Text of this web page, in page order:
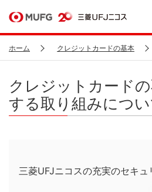
ホーム クレジットカードの基本
クレジットカード
する取り組みについ
三菱UFJニコスの充実のセキュ